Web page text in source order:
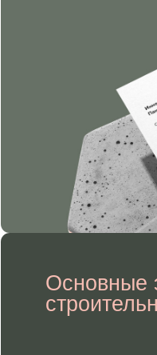
Основные
строительных
— ключевой символ
и профессионализм компании.
и внимание к деталям.
—
с отраслью строительства,